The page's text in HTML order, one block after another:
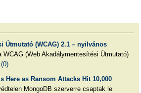
Útmutató (WCAG) 2.1 – nyilvános
(Web Akadálymentesítési Útmutató)
(0)
Here as Ransom Attacks Hit 10,000
MongoDB szerverre csaptak le